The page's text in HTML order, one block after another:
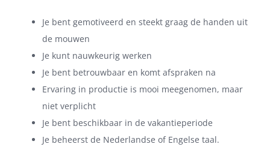
Je bent gemotiveerd en steekt graag de handen uit
de mouwen
Je kunt nauwkeurig werken
Je bent betrouwbaar en komt afspraken na
Ervaring in productie is mooi meegenomen, maar
niet verplicht
Je bent beschikbaar in de vakantieperiode
Je beheerst de Nederlandse of Engelse taal.